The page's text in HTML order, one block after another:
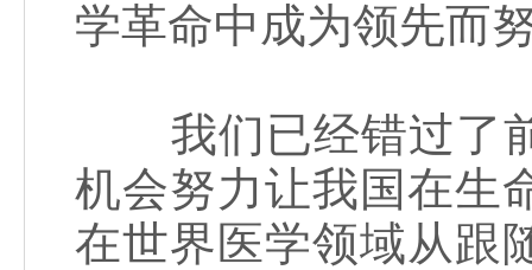
学革命中成为领先而
我们已经错过了前
机会努力让我国在生
在世界医学领域从跟